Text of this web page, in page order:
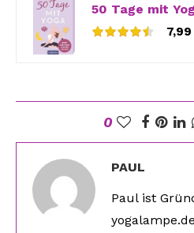
7,99
0
PAUL
Paul ist